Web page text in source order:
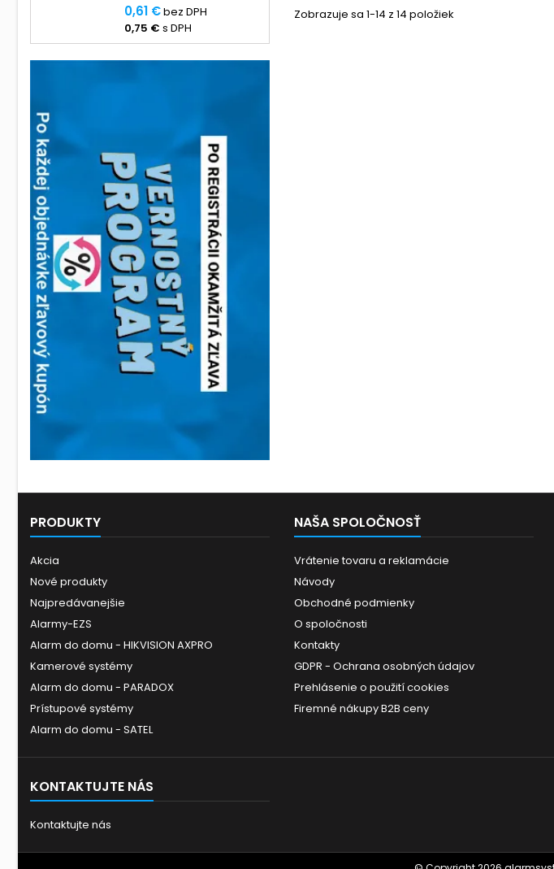
0,61 €bez DPH
0,75 € s DPH
Zobrazuje sa 1-14 z 14 položiek
PRODUKTY
Akcia
Nové produkty
Najpredávanejšie
Alarmy-EZS
Alarm do domu - HIKVISION AXPRO
Kamerové systémy
Alarm do domu - PARADOX
Prístupové systémy
Alarm do domu - SATEL
NAŠA SPOLOČNOSŤ
Vrátenie tovaru a reklamácie
Návody
Obchodné podmienky
O spoločnosti
Kontakty
GDPR - Ochrana osobných údajov
Prehlásenie o použití cookies
Firemné nákupy B2B ceny
KONTAKTUJTE NÁS
Kontaktujte nás